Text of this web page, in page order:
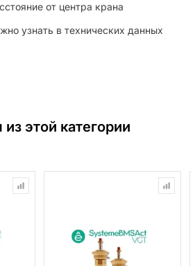
от центра крана
узнать в технических данных
этой категории